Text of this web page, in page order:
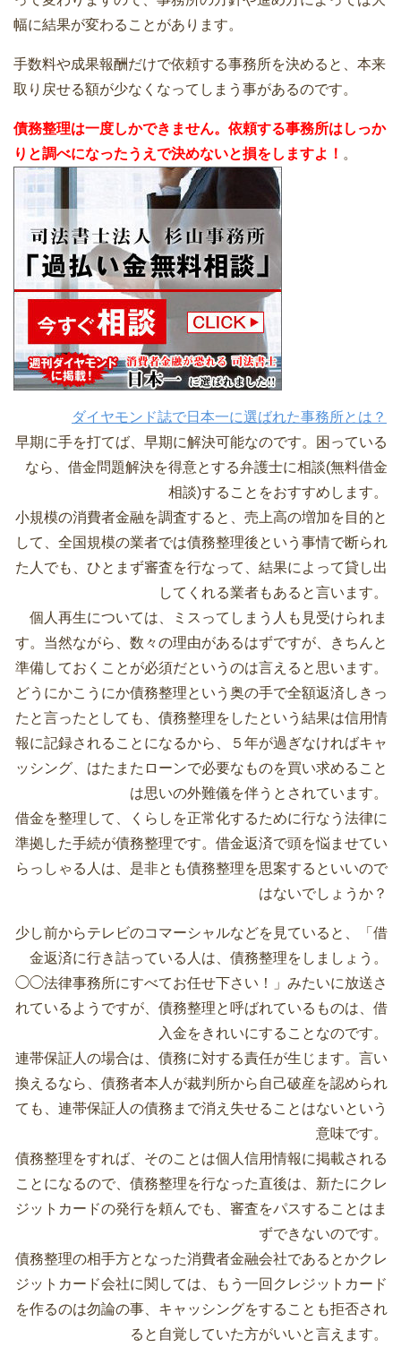
幅に結果が変わることがあります。
手数料や成果報酬だけで依頼する事務所を決めると、本来
取り戻せる額が少なくなってしまう事があるのです。
債務整理は一度しかできません。依頼する事務所はしっか
りと調べになったうえで決めないと損をしますよ！ 。
ダイヤモンド誌で日本一に選ばれた事務所とは？
早期に手を打てば、早期に解決可能なのです。困っている
なら、借金問題解決を得意とする弁護士に相談(無料借金
相談)することをおすすめします。
小規模の消費者金融を調査すると、売上高の増加を目的と
して、全国規模の業者では債務整理後という事情で断られ
た人でも、ひとまず審査を行なって、結果によって貸し出
してくれる業者もあると言います。
個人再生については、ミスってしまう人も見受けられま
す。当然ながら、数々の理由があるはずですが、きちんと
準備しておくことが必須だというのは言えると思います。
どうにかこうにか債務整理という奥の手で全額返済しきっ
たと言ったとしても、債務整理をしたという結果は信用情
報に記録されることになるから、５年が過ぎなければキャ
ッシング、はたまたローンで必要なものを買い求めること
は思いの外難儀を伴うとされています。
借金を整理して、くらしを正常化するために行なう法律に
準拠した手続が債務整理です。借金返済で頭を悩ませてい
らっしゃる人は、是非とも債務整理を思案するといいので
はないでしょうか？
少し前からテレビのコマーシャルなどを見ていると、「借
金返済に行き詰っている人は、債務整理をしましょう。
◯◯法律事務所にすべてお任せ下さい！」みたいに放送さ
れているようですが、債務整理と呼ばれているものは、借
入金をきれいにすることなのです。
連帯保証人の場合は、債務に対する責任が生じます。言い
換えるなら、債務者本人が裁判所から自己破産を認められ
ても、連帯保証人の債務まで消え失せることはないという
意味です。
債務整理をすれば、そのことは個人信用情報に掲載される
ことになるので、債務整理を行なった直後は、新たにクレ
ジットカードの発行を頼んでも、審査をパスすることはま
ずできないのです。
債務整理の相手方となった消費者金融会社であるとかクレ
ジットカード会社に関しては、もう一回クレジットカード
を作るのは勿論の事、キャッシングをすることも拒否され
ると自覚していた方がいいと言えます。